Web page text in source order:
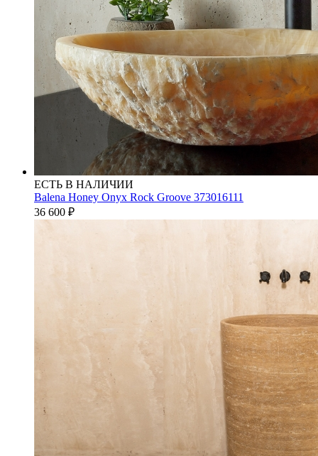
ЕСТЬ В НАЛИЧИИ
Balena Honey Onyx Rock Groove 373016111
36 600 ₽